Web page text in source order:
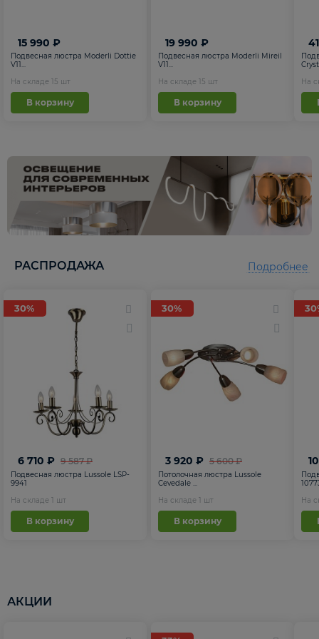
15 990 ₽
Подвесная люстра Moderli Dottie
V11...
На складе 15 шт
В корзину
19 990 ₽
Подвесная люстра Moderli Mireil
V11...
На складе 15 шт
В корзину
На
РАСПРОДАЖА
30%
9 587 ₽
6 710 ₽
Подвесная люстра Lussole LSP-
9941
На складе 1 шт
В корзину
30%
5 600 ₽
3 920 ₽
Потолочная люстра Lussole
Cevedale ...
На складе 1 шт
В корзину
На
Подробнее
АКЦИИ